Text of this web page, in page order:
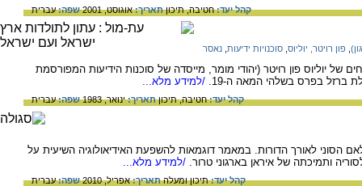
קהל יעד:חטיבה,תיכוןתאריך:אוגוסט, 2001 שפה:עברית
פון רויטר, יוליוס סוכנויות ידיעות נאסר
של יוליוס פון רויטר (יהודי מומר, מייסדה של סוכנות הידיעות המפורסמת
ברזל בפרס בשלהי המאה ה-19.
/למידע מלא...
קהל יעד:חטיבה,תיכוןתאריך:ינואר, 1983 שפה:עברית
לאורך הדורות. במאמר דוגמאות להשפעת האידיאולוגיה השיעית על
ותמיכתה של איראן בארגוני טרור. /למידע מלא...
קהל יעד:תיכון ומעלהתאריך:אפריל, 2010 שפה:עברית